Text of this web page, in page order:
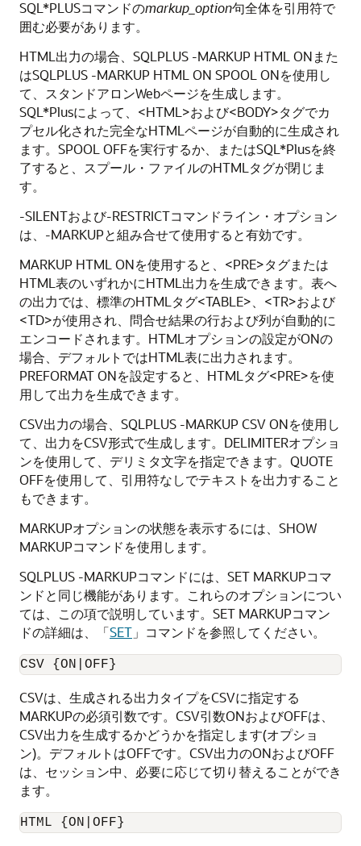
SQL*PLUSコマンドのmarkup_option句全体を引用符で
囲む必要があります。
HTML出力の場合、SQLPLUS -MARKUP HTML ONまた
はSQLPLUS -MARKUP HTML ON SPOOL ONを使用し
て、スタンドアロンWebページを生成します。
SQL*Plusによって、<HTML>および<BODY>タグでカ
プセル化された完全なHTMLページが自動的に生成され
ます。SPOOL OFFを実行するか、またはSQL*Plusを終
了すると、スプール・ファイルのHTMLタグが閉じま
す。
-SILENTおよび-RESTRICTコマンドライン・オプション
は、-MARKUPと組み合せて使用すると有効です。
MARKUP HTML ONを使用すると、<PRE>タグまたは
HTML表のいずれかにHTML出力を生成できます。表へ
の出力では、標準のHTMLタグ<TABLE>、<TR>および
<TD>が使用され、問合せ結果の行および列が自動的に
エンコードされます。HTMLオプションの設定がONの
場合、デフォルトではHTML表に出力されます。
PREFORMAT ONを設定すると、HTMLタグ<PRE>を使
用して出力を生成できます。
CSV出力の場合、SQLPLUS -MARKUP CSV ONを使用し
て、出力をCSV形式で生成します。DELIMITERオプショ
ンを使用して、デリミタ文字を指定できます。QUOTE
OFFを使用して、引用符なしでテキストを出力すること
もできます。
MARKUPオプションの状態を表示するには、SHOW
MARKUPコマンドを使用します。
SQLPLUS -MARKUPコマンドには、SET MARKUPコマ
ンドと同じ機能があります。これらのオプションについ
ては、この項で説明しています。SET MARKUPコマン
ドの詳細は、「SET 」コマンドを参照してください。
CSV {ON|OFF}
CSVは、生成される出力タイプをCSVに指定する
MARKUPの必須引数です。CSV引数ONおよびOFFは、
CSV出力を生成するかどうかを指定します(オプショ
ン)。デフォルトはOFFです。CSV出力のONおよびOFF
は、セッション中、必要に応じて切り替えることができ
ます。
HTML {ON|OFF}